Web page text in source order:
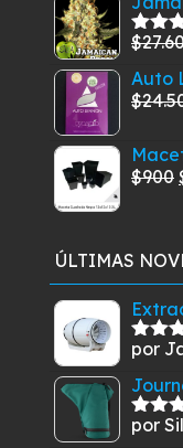
5
$
Auto
$
$900
ÚLTIMAS
por
por